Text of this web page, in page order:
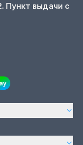
Пункт выдачи с